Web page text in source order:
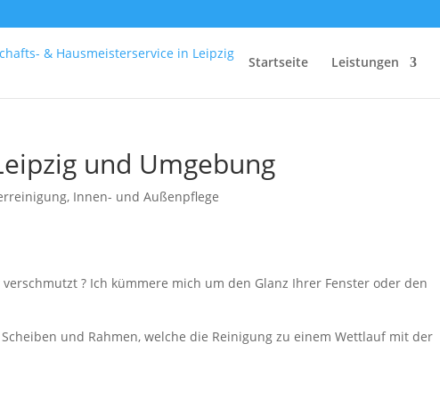
Startseite Leistungen
und Umgebung
, Innen- und Außenpflege
? Ich kümmere mich um den Glanz Ihrer Fenster oder den
und Rahmen, welche die Reinigung zu einem Wettlauf mit der